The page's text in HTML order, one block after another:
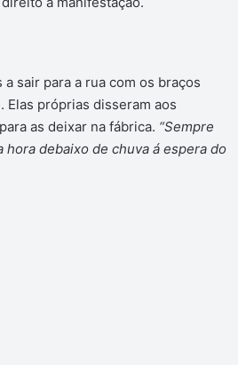
sair para a rua com os braços
próprias disseram aos
as deixar na fábrica. “Sempre
hora debaixo de chuva á espera do